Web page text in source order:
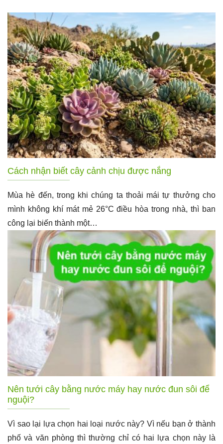
Cách nhận biết cây cảnh chịu được nắng
Mùa hè đến, trong khi chúng ta thoải mái tự thưởng cho
mình không khí mát mẻ 26°C điều hòa trong nhà, thì ban
công lại biến thành một…
Nên tưới cây bằng nước máy hay nước đun sôi để
nguội?
Vì sao lại lựa chọn hai loại nước này? Vì nếu bạn ở thành
phố và văn phòng thì thường chỉ có hai lựa chọn này là